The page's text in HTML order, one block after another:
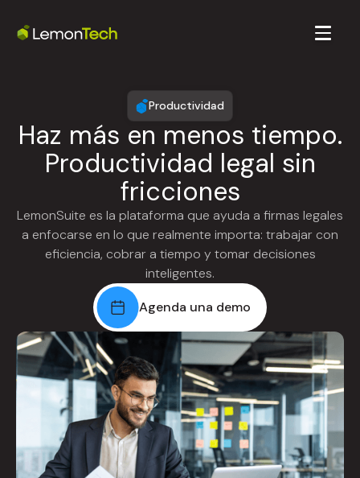
Productividad
Haz más en menos tiempo.
Productividad legal sin
fricciones
LemonSuite es la plataforma que ayuda a firmas legales
a enfocarse en lo que realmente importa: trabajar con
eficiencia, cobrar a tiempo y tomar decisiones
inteligentes.
Agenda una demo